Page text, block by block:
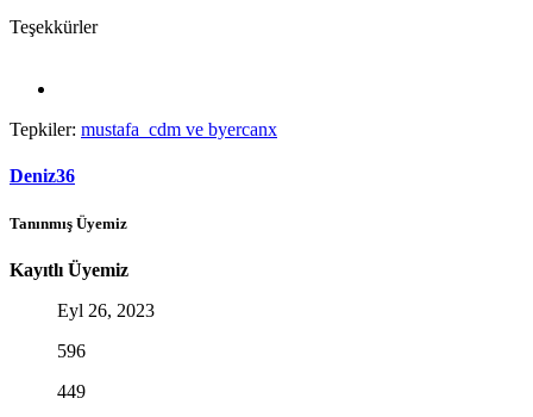
Teşekkürler
Tepkiler: mustafa_cdm ve byercanx
Deniz36
Tanınmış Üyemiz
Kayıtlı Üyemiz
Eyl 26, 2023
596
449